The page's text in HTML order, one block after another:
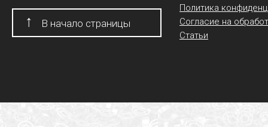
↑ В начало страницы
Политика
Согласие на
Статьи